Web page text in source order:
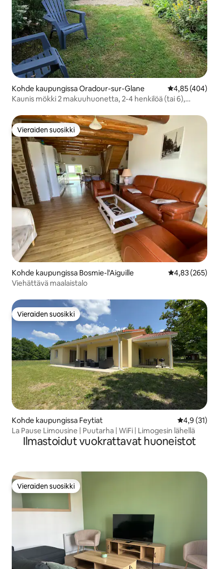
Kohde kaupungissa Oradour-sur-Glane
4,85 (404)
Kaunis mökki 2 makuuhuonetta, 2-4 henkilöä (tai 6),
Vieraiden suosikki
Vieraiden suosikki
Kohde kaupungissa Bosmie-l'Aiguille
4,83 (265)
Viehättävä maalaistalo
Vieraiden suosikki
Vieraiden suosikki
Kohde kaupungissa Feytiat
4,9 (31)
La Pause Limousine | Puutarha | WiFi | Limogesin lähellä
Ilmastoidut vuokrattavat huoneistot
Vieraiden suosikki
Vieraiden suosikki